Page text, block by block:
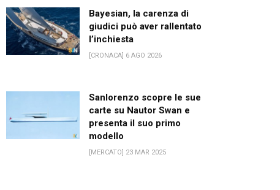
Bayesian, la carenza di
giudici può aver rallentato
l’inchiesta
[CRONACA] 6 AGO 2026
Sanlorenzo scopre le sue
carte su Nautor Swan e
presenta il suo primo
modello
[MERCATO] 23 MAR 2025